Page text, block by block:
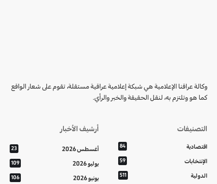
وكالة عراقنا الإعلامية هي شبكة إعلامية عراقية مستقلة، تقوم على شعار الواقع
كما هو وتلتزم به، لنقل الحقيقة والخبر والرأي.
التصنيفات
اقتصادية 84
الإنتخابات 59
الدولية 511
أرشيف الأخبار
أغسطس 2026 23
يوليو 2026 109
يونيو 2026 106